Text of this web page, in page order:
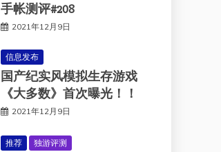
手帐测评#208
2021年12月9日
信息发布
国产纪实风模拟生存游戏
《大多数》首次曝光！！
2021年12月9日
推荐 独游评测